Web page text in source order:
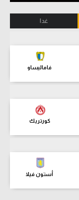
غدا
فاماليساو
كورتريك
أستون فيلا